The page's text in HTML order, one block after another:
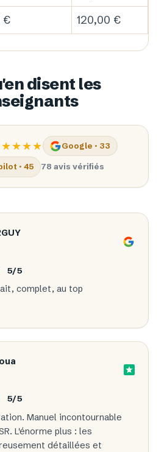
€ 120,00 €
disent les
Google · 33
· 45 78 avis vérifiés
5/5
complet, au top
5/5
Manuel incontournable
L'énorme plus : les
détaillées et